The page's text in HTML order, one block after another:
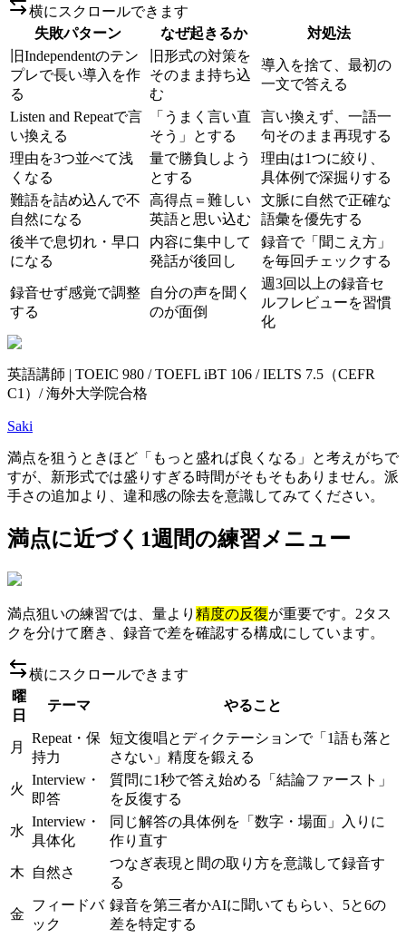
横にスクロールできます
失敗パターン
なぜ起きるか
対処法
旧Independentのテン
プレで長い導入を作
る
旧形式の対策を
そのまま持ち込
む
導入を捨て、最初の
一文で答える
Listen and Repeatで言
い換える
「うまく言い直
そう」とする
言い換えず、一語一
句そのまま再現する
理由を3つ並べて浅
くなる
量で勝負しよう
とする
理由は1つに絞り、
具体例で深掘りする
難語を詰め込んで不
自然になる
高得点＝難しい
英語と思い込む
文脈に自然で正確な
語彙を優先する
後半で息切れ・早口
になる
内容に集中して
発話が後回し
録音で「聞こえ方」
を毎回チェックする
録音せず感覚で調整
する
自分の声を聞く
のが面倒
週3回以上の録音セ
ルフレビューを習慣
化
英語講師 | TOEIC 980 / TOEFL iBT 106 / IELTS 7.5（CEFR
C1）/ 海外大学院合格
Saki
満点を狙うときほど「もっと盛れば良くなる」と考えがちで
すが、新形式では盛りすぎる時間がそもそもありません。派
手さの追加より、違和感の除去を意識してみてください。
満点に近づく1週間の練習メニュー
満点狙いの練習では、量より 精度の反復が重要です。2タス
クを分けて磨き、録音で差を確認する構成にしています。
横にスクロールできます
曜
日
テーマ やること
月
Repeat・保
持力
短文復唱とディクテーションで「1語も落と
さない」精度を鍛える
火
Interview・
即答
質問に1秒で答え始める「結論ファースト」
を反復する
水
Interview・
具体化
同じ解答の具体例を「数字・場面」入りに
作り直す
木 自然さ
つなぎ表現と間の取り方を意識して録音す
る
金
フィードバ
ック
録音を第三者かAIに聞いてもらい、5と6の
差を特定する